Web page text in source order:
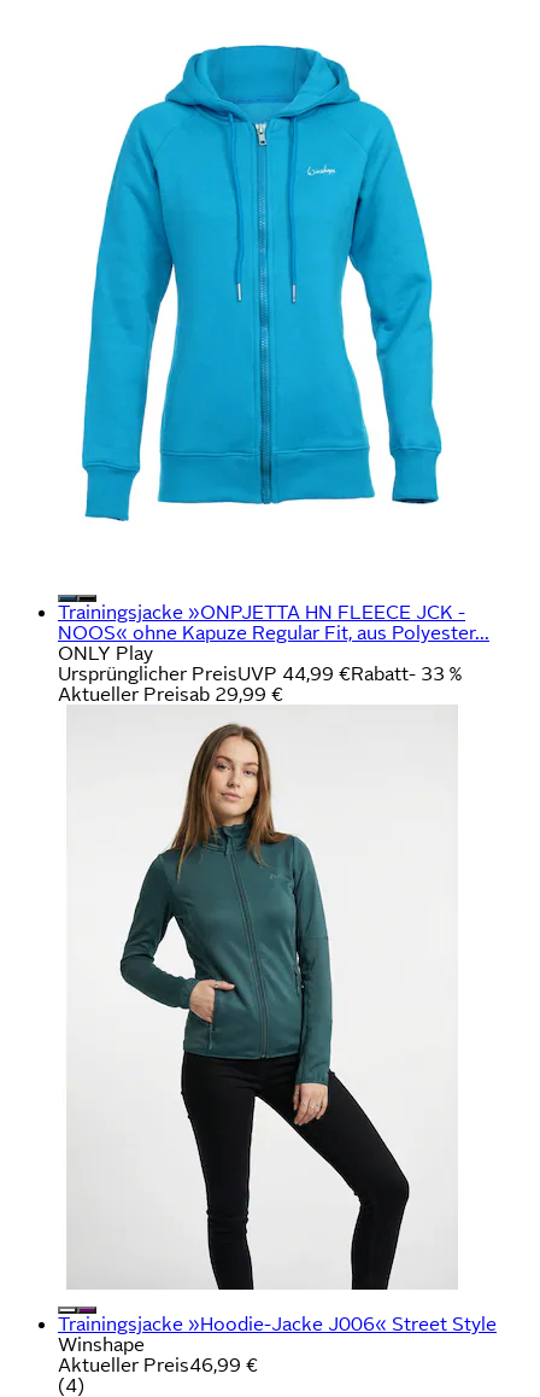
Trainingsjacke »ONPJETTA HN FLEECE JCK -
NOOS« ohne Kapuze Regular Fit, aus Polyester...
ONLY Play
Ursprünglicher PreisUVP 44,99 €Rabatt- 33 %
Aktueller Preisab 29,99 €
Trainingsjacke »Hoodie-Jacke J006« Street Style
Winshape
Aktueller Preis46,99 €
(4)